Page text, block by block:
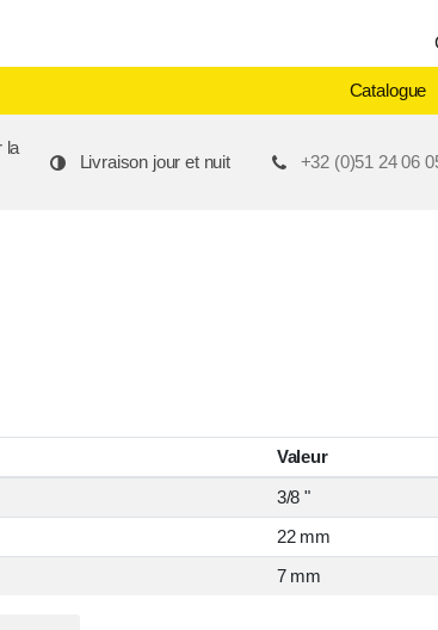
Catalogue
la
Livraison jour et nuit +32 (0)51 24 06
Valeur
3/8 "
22 mm
7 mm